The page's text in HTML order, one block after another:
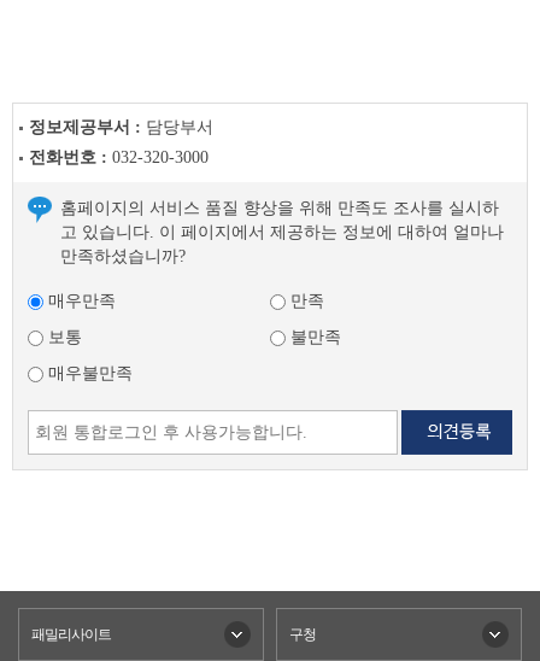
정보제공부서 : 담당부서
전화번호 : 032-320-3000
홈페이지의 서비스 품질 향상을 위해 만족도 조사를 실시하
고 있습니다. 이 페이지에서 제공하는 정보에 대하여 얼마나
만족하셨습니까?
매우만족
만족
보통
불만족
매우불만족
패밀리사이트 구청